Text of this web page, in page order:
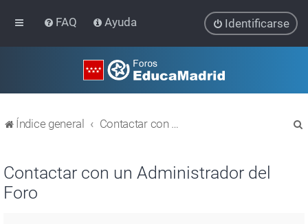
FAQ Ayuda Identificarse
Índice general Contactar con un Administrador del Foro
Contactar con un Administrador del
Foro